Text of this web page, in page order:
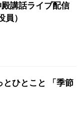
講話ライブ配信
員）
とひとこと 「季節